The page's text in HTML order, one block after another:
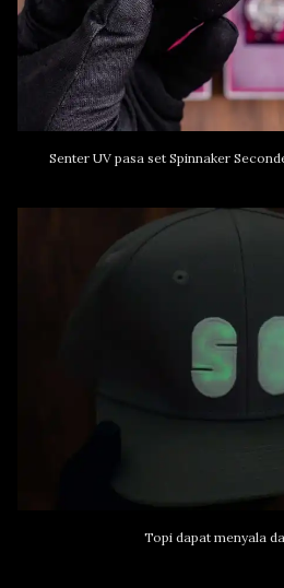
Senter UV pasa set Spinnaker
Topi dapat menyala